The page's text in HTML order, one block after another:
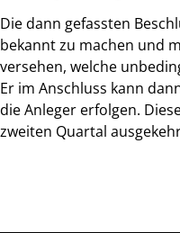
Die dann gefassten
bekannt zu machen und
versehen, welche
Er im Anschluss kann
die Anleger erfolgen.
zweiten Quartal